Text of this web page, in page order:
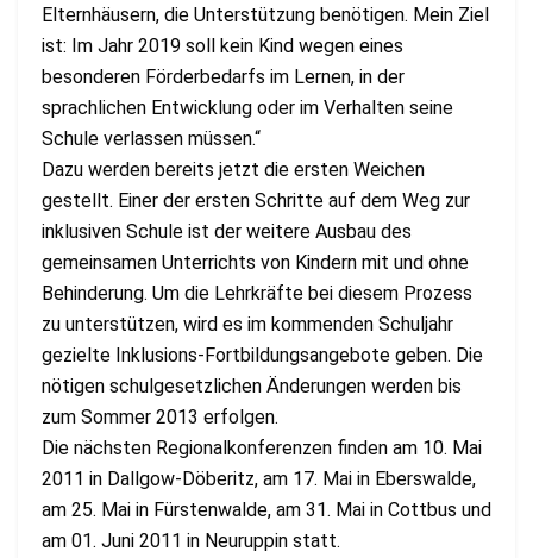
Elternhäusern, die Unterstützung benötigen. Mein Ziel
ist: Im Jahr 2019 soll kein Kind wegen eines
besonderen Förderbedarfs im Lernen, in der
sprachlichen Entwicklung oder im Verhalten seine
Schule verlassen müssen.“
Dazu werden bereits jetzt die ersten Weichen
gestellt. Einer der ersten Schritte auf dem Weg zur
inklusiven Schule ist der weitere Ausbau des
gemeinsamen Unterrichts von Kindern mit und ohne
Behinderung. Um die Lehrkräfte bei diesem Prozess
zu unterstützen, wird es im kommenden Schuljahr
gezielte Inklusions-Fortbildungsangebote geben. Die
nötigen schulgesetzlichen Änderungen werden bis
zum Sommer 2013 erfolgen.
Die nächsten Regionalkonferenzen finden am 10. Mai
2011 in Dallgow-Döberitz, am 17. Mai in Eberswalde,
am 25. Mai in Fürstenwalde, am 31. Mai in Cottbus und
am 01. Juni 2011 in Neuruppin statt.